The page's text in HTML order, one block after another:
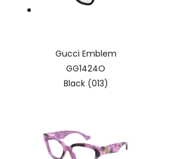
Gucci Emblem
GG1424O
Black (013)